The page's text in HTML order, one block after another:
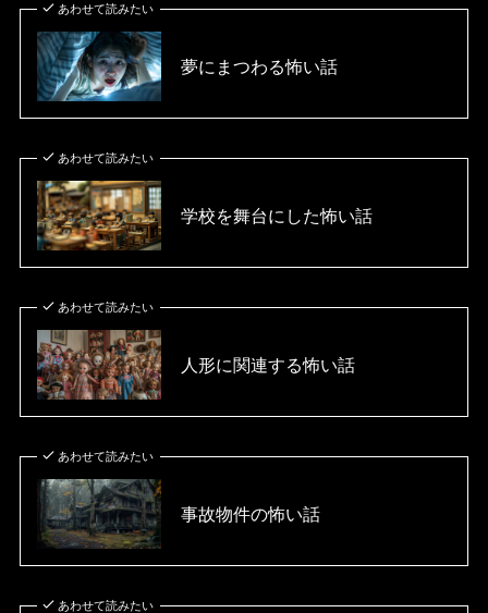
あわせて読みたい
夢にまつわる怖い話
あわせて読みたい
学校を舞台にした怖い話
あわせて読みたい
人形に関連する怖い話
あわせて読みたい
事故物件の怖い話
あわせて読みたい